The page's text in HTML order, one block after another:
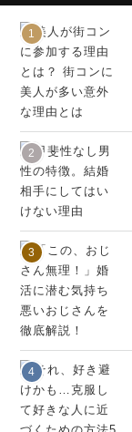
1
2
3
4